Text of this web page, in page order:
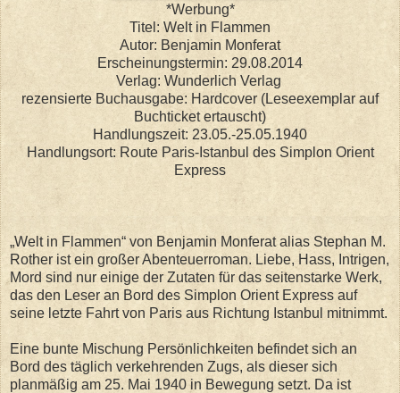
*Werbung*
Titel: Welt in Flammen
Autor: Benjamin Monferat
Erscheinungstermin: 29.08.2014
Verlag: Wunderlich Verlag
rezensierte Buchausgabe: Hardcover (Leseexemplar auf
Buchticket ertauscht)
Handlungszeit: 23.05.-25.05.1940
Handlungsort: Route Paris-Istanbul des Simplon Orient
Express
„Welt in Flammen“ von Benjamin Monferat alias Stephan M.
Rother ist ein großer Abenteuerroman. Liebe, Hass, Intrigen,
Mord sind nur einige der Zutaten für das seitenstarke Werk,
das den Leser an Bord des Simplon Orient Express auf
seine letzte Fahrt von Paris aus Richtung Istanbul mitnimmt.
Eine bunte Mischung Persönlichkeiten befindet sich an
Bord des täglich verkehrenden Zugs, als dieser sich
planmäßig am 25. Mai 1940 in Bewegung setzt. Da ist